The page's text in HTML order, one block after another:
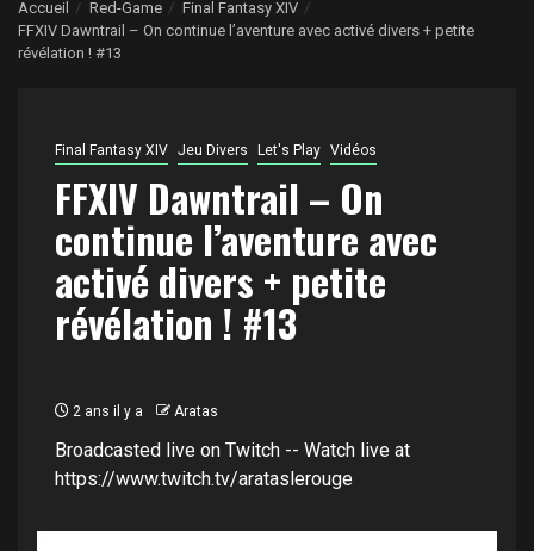
Accueil Red-Game
Final Fantasy XIV
FFXIV Dawntrail – On continue l’aventure avec activé divers + petite
révélation ! #13
Final Fantasy XIV Jeu Divers Let's Play Vidéos
FFXIV Dawntrail – On
continue l’aventure avec
activé divers + petite
révélation ! #13
2 ans il y a Aratas
Broadcasted live on Twitch -- Watch live at
https://www.twitch.tv/arataslerouge